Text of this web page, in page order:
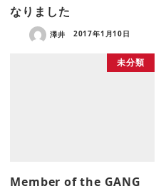
なりました
澤井 2017年1月10日
未分類
Member of the GANG